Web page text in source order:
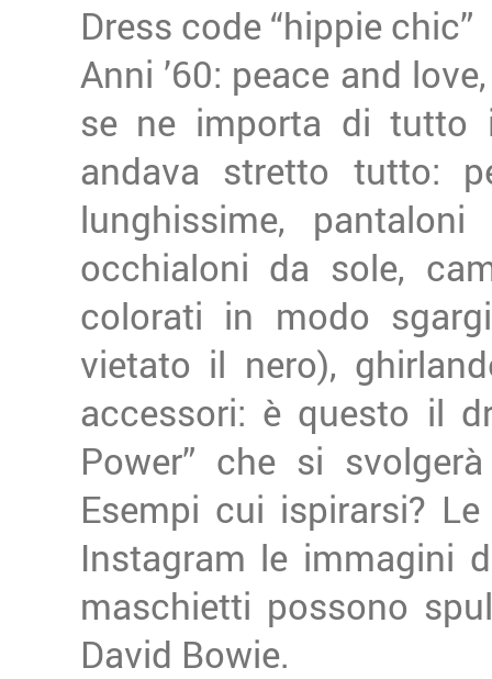
Dress code “hippie chic”
Anni ’60: peace and
se ne importa di tutto
andava stretto tutto:
lunghissime,
occhialoni da sole,
colorati in modo
vietato il nero),
accessori: è questo il
Power” che si
Esempi cui ispirarsi?
Instagram le immagini
maschietti possono
David Bowie.